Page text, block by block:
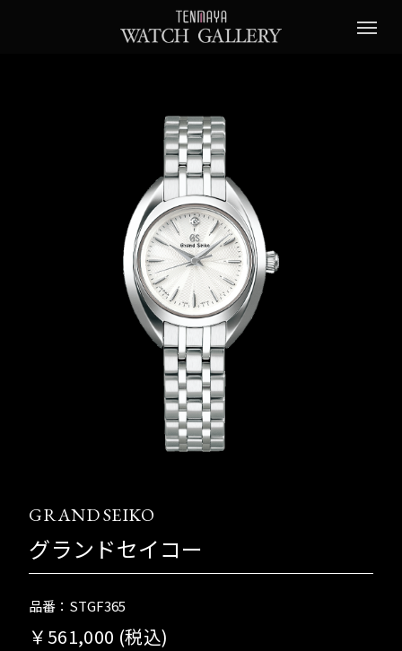
GRAND SEIKO
グランドセイコー
品番：STGF365
￥561,000 (税込)